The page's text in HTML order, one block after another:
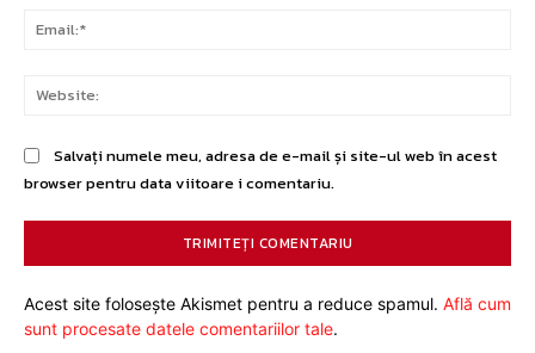
Salvați numele meu, adresa de e-mail și site-ul web în acest
browser pentru data viitoare i comentariu.
Acest site folosește Akismet pentru a reduce spamul. Află cum
sunt procesate datele comentariilor tale.